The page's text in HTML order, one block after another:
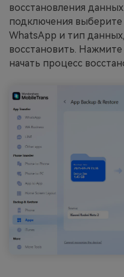
восстановления
подключения
WhatsApp и тип
восстановить.
начать процесс